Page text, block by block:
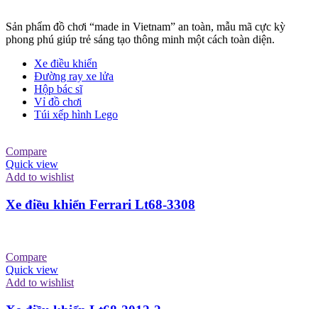
Sản phẩm đồ chơi “made in Vietnam” an toàn, mẫu mã cực kỳ
phong phú giúp trẻ sáng tạo thông minh một cách toàn diện.
Xe điều khiển
Đường ray xe lửa
Hộp bác sĩ
Vỉ đồ chơi
Túi xếp hình Lego
Compare
Quick view
Add to wishlist
Xe điều khiển Ferrari Lt68-3308
Compare
Quick view
Add to wishlist